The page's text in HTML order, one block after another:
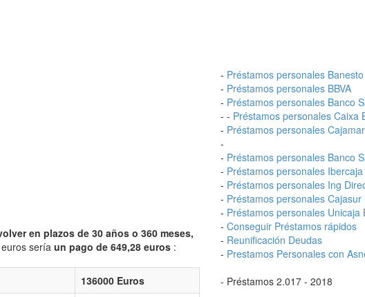
en plazos de 30 años o 360 meses,
sería un pago de 649,28 euros :
136000 Euros
- Préstamos personales Banesto
- Préstamos personales BBVA
- Préstamos personales Banco
- - Préstamos personales Caixa
- Préstamos personales Cajamar
-
- Préstamos personales Banco
- Préstamos personales Ibercaja
- Préstamos personales Ing
- Préstamos personales Cajasur
- Préstamos personales Unicaja
- Conseguir Préstamos rápidos
- Reunificación Deudas
- Prestamos Personales con
- Préstamos 2.017 - 2018